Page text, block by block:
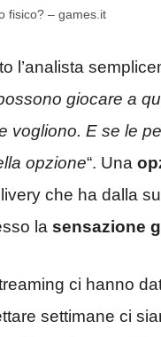
fisico? – games.it
l’analista
giocare a
vogliono. E se le
opzione“. Una
che ha dalla
la sensazione
ci hanno
settimane ci